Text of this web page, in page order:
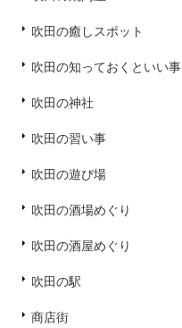
吹田の癒しスポット
吹田の知っておくといい事
吹田の神社
吹田の習い事
吹田の遊び場
吹田の酒場めぐり
吹田の酒屋めぐり
吹田の駅
商店街